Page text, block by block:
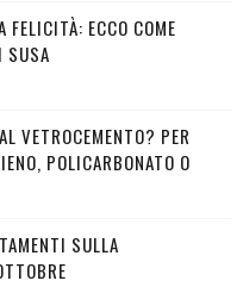
FELICITÀ: ECCO COME
SUSA
VETROCEMENTO? PER
POLICARBONATO O
SULLA